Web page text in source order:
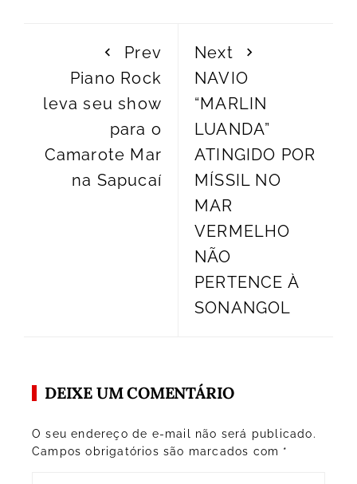
Prev
Piano Rock
leva seu show
para o
Camarote Mar
na Sapucaí
Next
NAVIO
“MARLIN
LUANDA”
ATINGIDO POR
MÍSSIL NO
MAR
VERMELHO
NÃO
PERTENCE À
SONANGOL
DEIXE UM COMENTÁRIO
O seu endereço de e-mail não será publicado.
Campos obrigatórios são marcados com *